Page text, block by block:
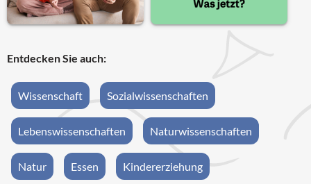
Entdecken Sie auch:
Wissenschaft Sozialwissenschaften
Lebenswissenschaften Naturwissenschaften
Natur Essen Kindererziehung